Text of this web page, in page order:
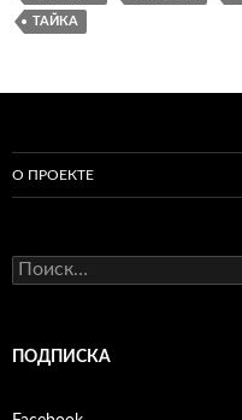
ТАЙКА
О ПРОЕКТЕ
Найти:
ПОДПИСКА